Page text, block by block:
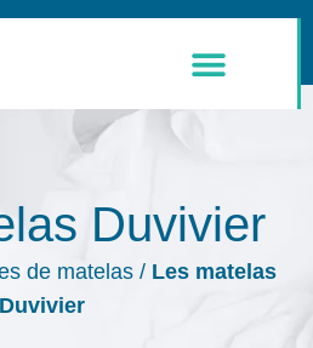
Duvivier
de matelas / Les matelas
Duvivier